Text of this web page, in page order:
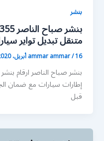
بنشر
متنقل تبديل تواير
ammar ammar/16 أبريل، 2020
بنشر صباح الناصر ارقام
إطارات سيارات مع ضمان
قبل